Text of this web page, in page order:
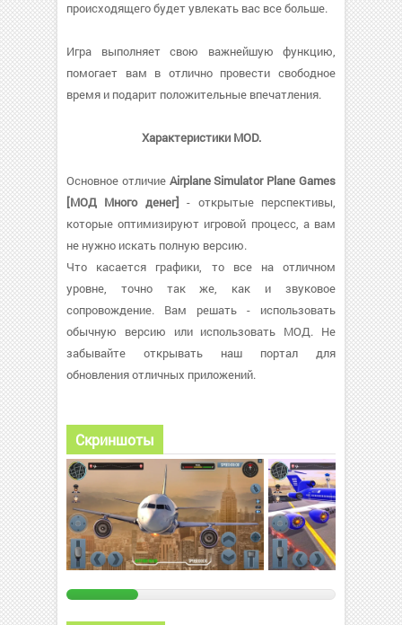
происходящего будет увлекать вас все больше.
Игра выполняет свою важнейшую функцию,
помогает вам в отлично провести свободное
время и подарит положительные впечатления.
Характеристики MOD.
Основное отличие Airplane Simulator Plane Games
[МОД Много денег] - открытые перспективы,
которые оптимизируют игровой процесс, а вам
не нужно искать полную версию.
Что касается графики, то все на отличном
уровне, точно так же, как и звуковое
сопровождение. Вам решать - использовать
обычную версию или использовать МОД. Не
забывайте открывать наш портал для
обновления отличных приложений.
Скриншоты